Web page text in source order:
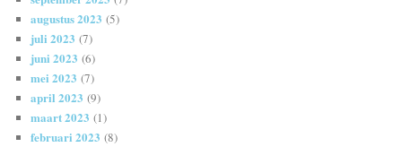
augustus 2023 (5)
juli 2023 (7)
juni 2023 (6)
mei 2023 (7)
april 2023 (9)
maart 2023 (1)
februari 2023 (8)